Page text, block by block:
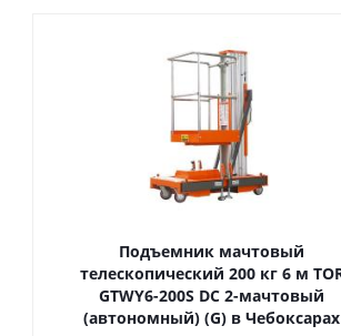
Подъемник мачтовый
телескопический 200 кг 6 м TOR
GTWY6-200S DC 2-мачтовый
(автономный) (G) в Чебоксарах